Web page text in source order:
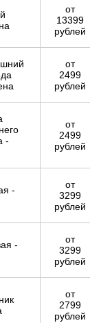
от
13399
рублей
от
2499
рублей
-
от
2499
рублей
-
от
3299
рублей
-
от
3299
рублей
от
2799
рублей